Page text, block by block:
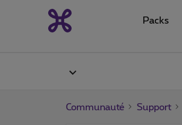
Packs
Communauté Support